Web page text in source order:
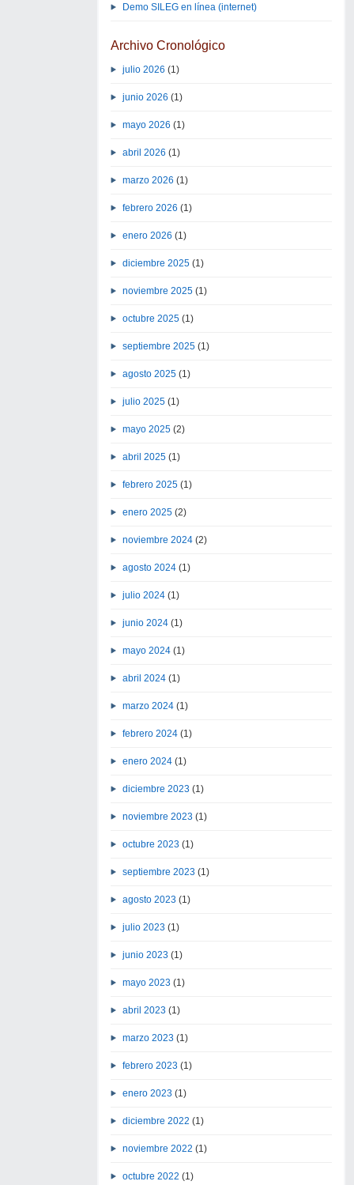
Demo SILEG en línea (internet)
Archivo Cronológico
julio 2026 (1)
junio 2026 (1)
mayo 2026 (1)
abril 2026 (1)
marzo 2026 (1)
febrero 2026 (1)
enero 2026 (1)
diciembre 2025(1)
noviembre 2025(1)
octubre 2025(1)
septiembre 2025(1)
agosto 2025(1)
julio 2025(1)
mayo 2025(2)
abril 2025(1)
febrero 2025(1)
enero 2025(2)
noviembre 2024(2)
agosto 2024(1)
julio 2024(1)
junio 2024(1)
mayo 2024(1)
abril 2024(1)
marzo 2024(1)
febrero 2024(1)
enero 2024(1)
diciembre 2023 (1)
noviembre 2023 (1)
octubre 2023 (1)
septiembre 2023 (1)
agosto 2023 (1)
julio 2023 (1)
junio 2023 (1)
mayo 2023 (1)
abril 2023 (1)
marzo 2023 (1)
febrero 2023 (1)
enero 2023 (1)
diciembre 2022 (1)
noviembre 2022 (1)
octubre 2022 (1)